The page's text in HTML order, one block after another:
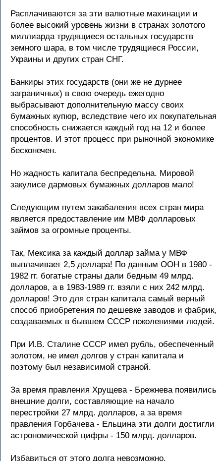
Расплачиваются за эти валютные махинации и
более высокий уровень жизни в странах золотого
миллиарда трудящиеся остальных государств
земного шара, в том числе трудящиеся России,
Украины и других стран СНГ.
Банкиры этих государств (они же не дурнее
заграничных) в свою очередь ежегодно
выбрасывают дополнительную массу своих
бумажных купюр, вследствие чего их покупательная
способность снижается каждый год на 12 и более
процентов. И этот процесс при рыночной экономике
бесконечен.
Но жадность капитала беспредельна. Мировой
закулисе дармовых бумажных долларов мало!
Следующим путем закабаления всех стран мира
является предоставление им МВФ долларовых
займов за огромные проценты.
Так, Мексика за каждый доллар займа у МВФ
выплачивает 2,5 доллара! По данным ООН в 1980 -
1982 гг. богатые страны дали бедным 49 млрд.
долларов, а в 1983-1989 гг. взяли с них 242 млрд.
долларов! Это для стран капитала самый верный
способ приобретения по дешевке заводов и фабрик,
создаваемых в бывшем СССР поколениями людей.
При И.В. Сталине СССР имел рубль, обеспеченный
золотом, не имел долгов у стран капитала и
поэтому был независимой страной.
За время правления Хрущева - Брежнева появились
внешние долги, составляющие на начало
перестройки 27 млрд. долларов, а за время
правления Горбачева - Ельцина эти долги достигли
астрономической цифры - 150 млрд. долларов.
Избавиться от этого долга невозможно.